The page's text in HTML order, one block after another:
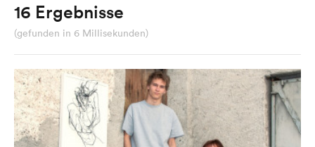
16 Ergebnisse
(gefunden in 6 Millisekunden)
KI-Richtlinien
Werbung